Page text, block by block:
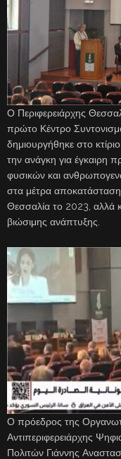
Ο Περιφερειάρχης
πρώτο Κέντρο
δημιουργήθηκε στο
την ανάγκη για έγκαιρη
φυσικών και
στα μέτρα
Θεσσαλία το 2023, αλλά
βιώσιμης ανάπτυξης.
Ο πρόεδρος της
Αντιπεριφερειάρχης
Πολιτών Γιάννης